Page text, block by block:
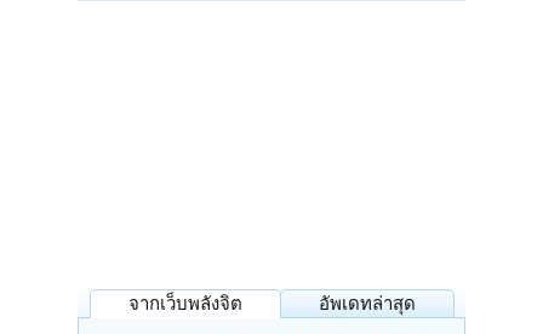
จากเว็บพลังจิต อัพเดทล่าสุด